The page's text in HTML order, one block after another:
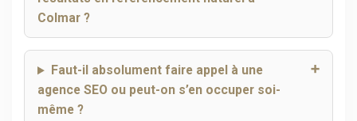
Colmar ?
Faut-il absolument faire appel à une
agence SEO ou peut-on s’en occuper soi-
même ?